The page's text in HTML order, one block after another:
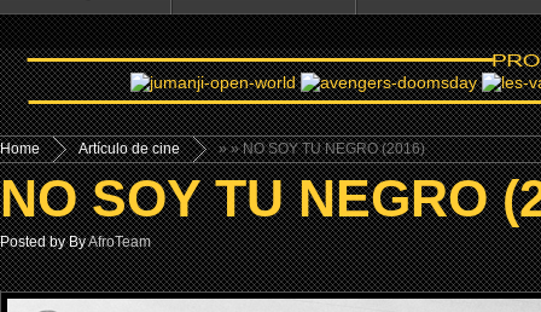
Home »
Artículo de cine » NO SOY TU NEGRO (2016)
NO SOY TU NEGRO
Posted by ByAfroTeam